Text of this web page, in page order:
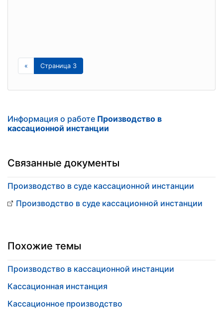
« Страница 3
Информация о работе Производство в
кассационной инстанции
Связанные документы
Производство в суде кассационной инстанции
Производство в суде кассационной инстанции
Похожие темы
Производство в кассационной инстанции
Кассационная инстанция
Кассационное производство